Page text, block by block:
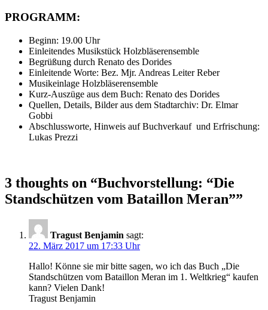
PROGRAMM:
Beginn: 19.00 Uhr
Einleitendes Musikstück Holzbläserensemble
Begrüßung durch Renato des Dorides
Einleitende Worte: Bez. Mjr. Andreas Leiter Reber
Musikeinlage Holzbläserensemble
Kurz-Auszüge aus dem Buch: Renato des Dorides
Quellen, Details, Bilder aus dem Stadtarchiv: Dr. Elmar
Gobbi
Abschlussworte, Hinweis auf Buchverkauf und Erfrischung:
Lukas Prezzi
3 thoughts on “Buchvorstellung: “Die
Standschützen vom Bataillon Meran””
Tragust Benjamin sagt:
22. März 2017 um 17:33 Uhr
Hallo! Könne sie mir bitte sagen, wo ich das Buch „Die
Standschützen vom Bataillon Meran im 1. Weltkrieg“ kaufen
kann? Vielen Dank!
Tragust Benjamin